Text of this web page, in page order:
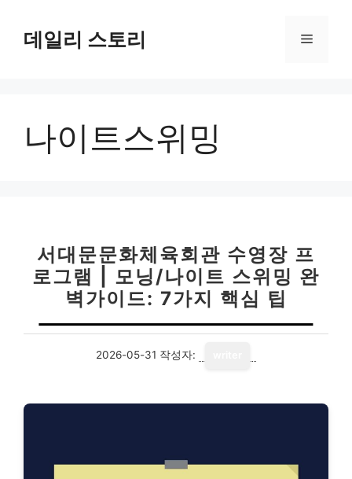
데일리 스토리 메
나이트스위밍
서대문문화체육회관 수영장 프
로그램 | 모닝/나이트 스위밍 완
벽가이드: 7가지 핵심 팁
2026-05-31 작성자: